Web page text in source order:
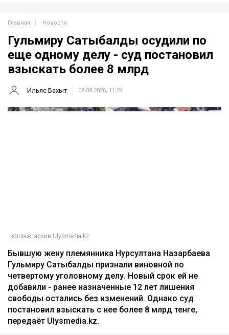
Главная Новости
Гульмиру Сатыбалды осудили по
еще одному делу - суд постановил
взыскать более 8 млрд
Ильяс Бахыт 08.08.2026, 11:24
коллаж: архив Ulysmedia.kz
Бывшую жену племянника Нурсултана Назарбаева
Гульмиру Сатыбалды признали виновной по
четвертому уголовному делу. Новый срок ей не
добавили - ранее назначенные 12 лет лишения
свободы остались без изменений. Однако суд
постановил взыскать с нее более 8 млрд тенге,
передаёт Ulysmedia.kz.